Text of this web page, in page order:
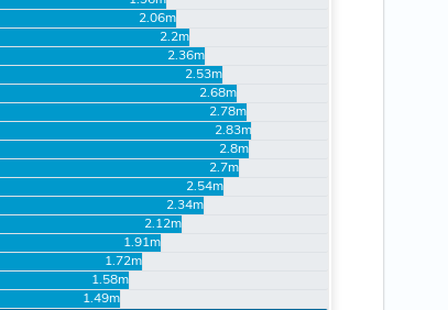
2.06m
2.2m
2.36m
2.53m
2.68m
2.78m
2.83m
2.8m
2.7m
2.54m
2.34m
2.12m
1.91m
1.72m
1.58m
1.49m